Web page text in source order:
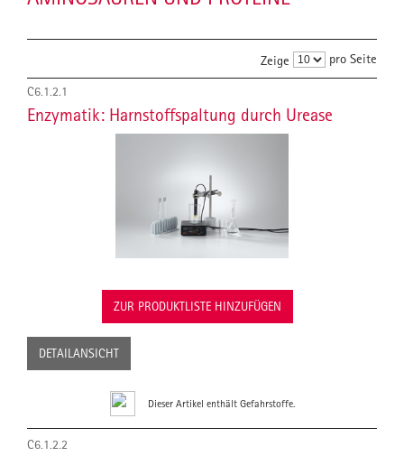
Zeige pro Seite
C6.1.2.1
Enzymatik: Harnstoffspaltung durch Urease
ZUR PRODUKTLISTE HINZUFÜGEN
DETAILANSICHT
Dieser Artikel enthält Gefahrstoffe.
C6.1.2.2